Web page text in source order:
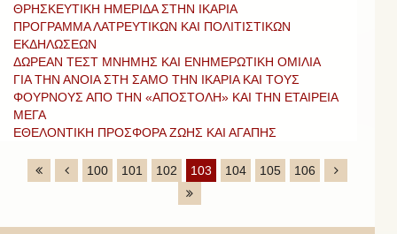
ΘΡΗΣΚΕΥΤΙΚΗ ΗΜΕΡΙΔΑ ΣΤΗΝ ΙΚΑΡΙΑ
ΠΡΟΓΡΑΜΜΑ ΛΑΤΡΕΥΤΙΚΩΝ ΚΑΙ ΠΟΛΙΤΙΣΤΙΚΩΝ
ΕΚΔΗΛΩΣΕΩΝ
ΔΩΡΕΑΝ ΤΕΣΤ ΜΝΗΜΗΣ ΚΑΙ ΕΝΗΜΕΡΩΤΙΚΗ ΟΜΙΛΙΑ
ΓΙΑ ΤΗΝ ΑΝΟΙΑ ΣΤΗ ΣΑΜΟ ΤΗΝ ΙΚΑΡΙΑ ΚΑΙ ΤΟΥΣ
ΦΟΥΡΝΟΥΣ ΑΠΟ ΤΗΝ «ΑΠΟΣΤΟΛΗ» ΚΑΙ ΤΗΝ ΕΤΑΙΡΕΙΑ
ΜΕΓΑ
ΕΘΕΛΟΝΤΙΚΗ ΠΡΟΣΦΟΡΑ ΖΩΗΣ ΚΑΙ ΑΓΑΠΗΣ
100 101 102 103 104 105 106